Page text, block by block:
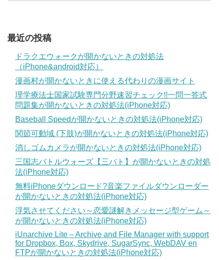
最近の投稿
ドラクエウォークが開かないときの対処法
（iPhone&android対応）
漫画村が開かないときに使える代わりの漫画サイト
理学療法士国家試験専門分野速習チェック!!一問一答式
問題集が開かないときの対処法(iPhone対応)
Baseball Speedが開かないときの対処法(iPhone対応)
関節可動域 (下肢)が開かないときの対処法(iPhone対応)
消しゴムカメラが開かないときの対処法(iPhone対応)
三国志バトルウォーズ【三バト】が開かないときの対処
法(iPhone対応)
無料iPhoneダウンロード?音楽ファイルダウンローダー
が開かないときの対処法(iPhone対応)
浮気させてください～恋愛謎解きメッセージ型ゲーム～
が開かないときの対処法(iPhone対応)
iUnarchive Lite – Archive and File Manager with support
for Dropbox, Box, Skydrive, SugarSync, WebDAV en
FTPが開かないときの対処法(iPhone対応)